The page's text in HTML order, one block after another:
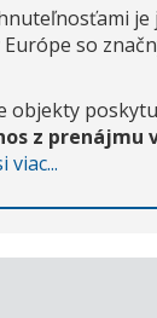
je
so
objekty
z prenájmu
viac...